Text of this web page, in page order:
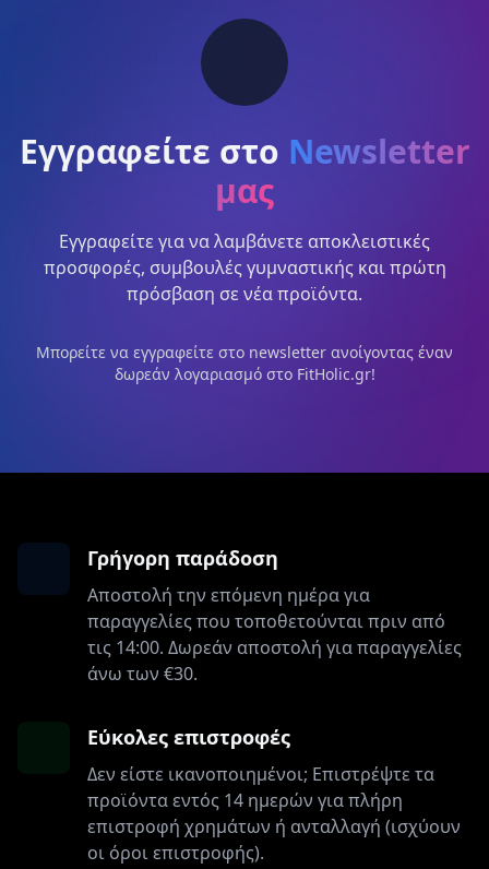
Εγγραφείτε στο Newsletter
μας
Εγγραφείτε για να λαμβάνετε αποκλειστικές
προσφορές, συμβουλές γυμναστικής και πρώτη
πρόσβαση σε νέα προϊόντα.
Μπορείτε να εγγραφείτε στο newsletter ανοίγοντας έναν
δωρεάν λογαριασμό στο FitHolic.gr!
Γρήγορη παράδοση
Αποστολή την επόμενη ημέρα για
παραγγελίες που τοποθετούνται πριν από
τις 14:00. Δωρεάν αποστολή για παραγγελίες
άνω των €30.
Εύκολες επιστροφές
Δεν είστε ικανοποιημένοι; Επιστρέψτε τα
προϊόντα εντός 14 ημερών για πλήρη
επιστροφή χρημάτων ή ανταλλαγή (ισχύουν
οι όροι επιστροφής).